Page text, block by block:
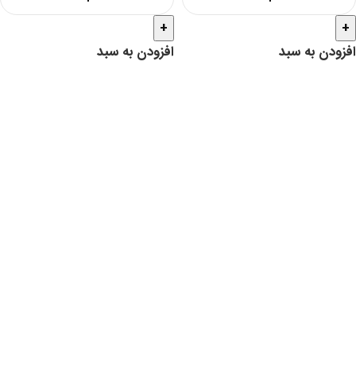
+
افزودن به سبد
+
افزودن به سبد